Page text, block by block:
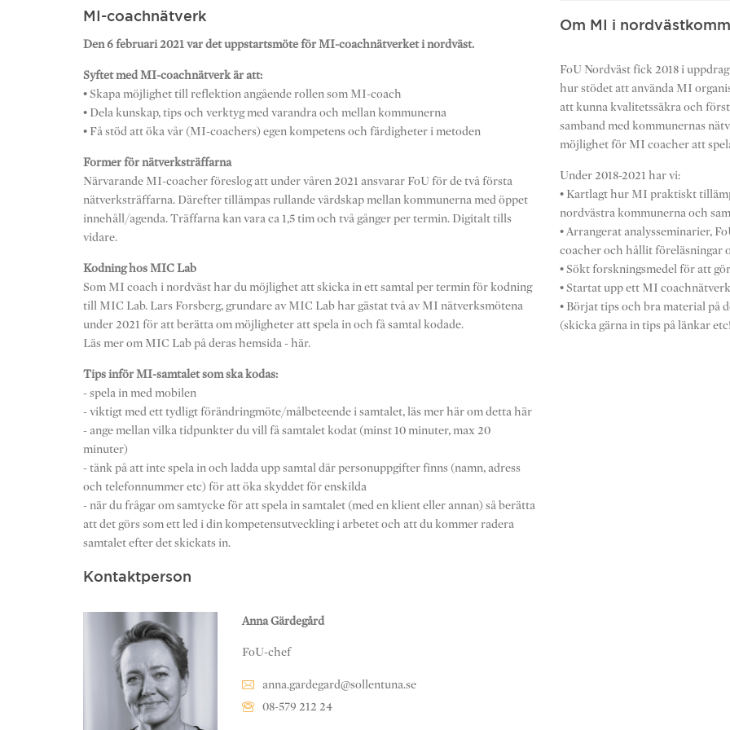
MI-coachnätverk
Den 6 februari 2021 var det uppstartsmöte för MI-coachnätverket i nordväst.
Syftet med MI-coachnätverk är att:
• Skapa möjlighet till reflektion angående rollen som MI-coach
• Dela kunskap, tips och verktyg med varandra och mellan kommunerna
• Få stöd att öka vår (MI-coachers) egen kompetens och färdigheter i metoden
Former för nätverksträffarna
Närvarande MI-coacher föreslog att under våren 2021 ansvarar FoU för de två första
nätverksträffarna. Därefter tillämpas rullande värdskap mellan kommunerna med öppet
innehåll/agenda. Träffarna kan vara ca 1,5 tim och två gånger per termin. Digitalt tills
vidare.
Kodning hos MIC Lab
Som MI coach i nordväst har du möjlighet att skicka in ett samtal per termin för kodning
till MIC Lab. Lars Forsberg, grundare av MIC Lab har gästat två av MI nätverksmötena
under 2021 för att berätta om möjligheter att spela in och få samtal kodade.
Läs mer om MIC Lab på deras hemsida - här.
Tips inför MI-samtalet som ska kodas:
- spela in med mobilen
- viktigt med ett tydligt förändringmöte/målbeteende i samtalet, läs mer här om detta här
- ange mellan vilka tidpunkter du vill få samtalet kodat (minst 10 minuter, max 20
minuter)
- tänk på att inte spela in och ladda upp samtal där personuppgifter finns (namn, adress
och telefonnummer etc) för att öka skyddet för enskilda
- när du frågar om samtycke för att spela in samtalet (med en klient eller annan) så berätta
att det görs som ett led i din kompetensutveckling i arbetet och att du kommer radera
samtalet efter det skickats in.
Kontaktperson
Anna Gärdegård
FoU-chef
anna.gardegard@sollentuna.se
08-579 212 24
Om MI i
FoU Nordväst fick 2018 i
hur stödet att använda MI
att kunna kvalitetssäkra och
samband med kommunernas
möjlighet för MI coacher att
Under 2018-2021 har vi:
• Kartlagt hur MI praktiskt
nordvästra kommunerna och
• Arrangerat analysseminarier,
coacher och hållit föreläsningar
• Sökt forskningsmedel för att
• Startat upp ett MI
• Börjat tips och bra material på
(skicka gärna in tips på länkar